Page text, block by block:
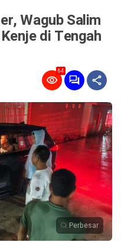
Wagub Salim
di Tengah
64
Perbesar